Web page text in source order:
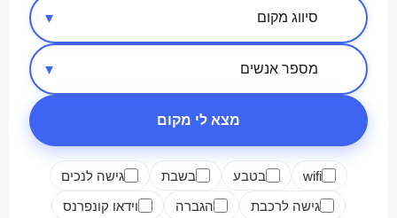
אזור בארץ
סיווג מקום
מספר אנשים
מצא לי מקום
wifi בטבע בשבת
גישה לנכים
גישה לרכבת
הגברה
וידאו קונפרנס